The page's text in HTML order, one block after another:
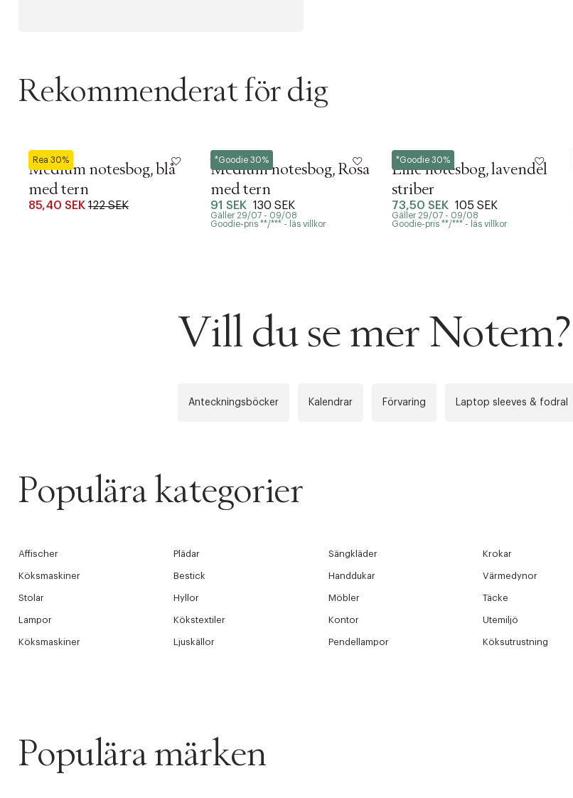
Rekommenderat för dig
Rea 30%
Notem
Medium notesbog, blå
med tern
85,40 SEK 122 SEK
*Goodie 30%
Notem
Medium notesbog, Rosa
med tern
91 SEK 130 SEK
Gäller 29/07 - 09/08
Goodie-pris **/*** - läs villkor
*Goodie 30%
Notem
Lille notesbog, lavendel
striber
73,50 SEK 105 SEK
Gäller 29/07 - 09/08
Goodie-pris **/*** - läs villkor
Vill du se mer Notem?
Anteckningsböcker Kalendrar Förvaring Laptop sleeves & fodral
Populära kategorier
Affischer Plädar Sängkläder Krokar
Köksmaskiner Bestick Handdukar Värmedynor
Stolar Hyllor Möbler Täcke
Lampor Kökstextiler Kontor Utemiljö
Köksmaskiner Ljuskällor Pendellampor Köksutrustning
Populära märken
Fri frakt på ordrar över SEK 749 kr. för Goodie-medlemmar
WE CARE ABOUT PERSONAL DATA
videoen